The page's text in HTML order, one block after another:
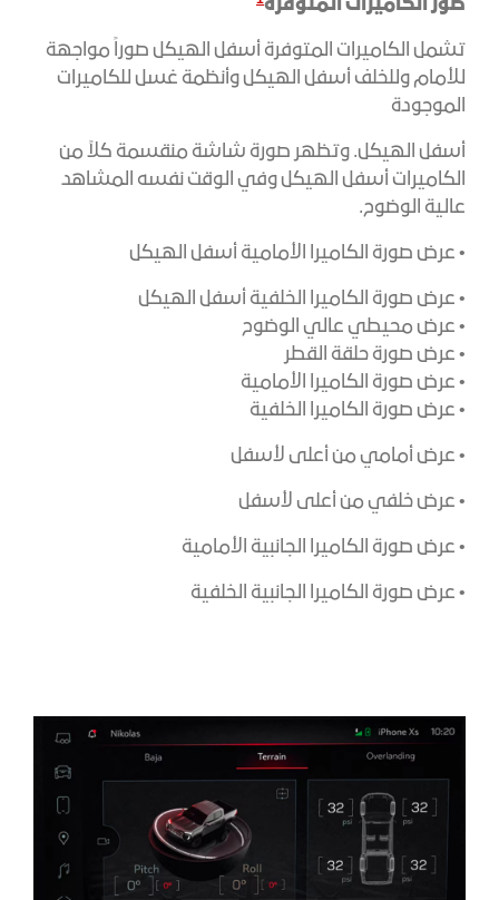
تشمل الكاميرات المتوفرة أسفل الهيكل صوراً مواجهة
للأمام وللخلف أسفل الهيكل وأنظمة غسل للكاميرات
الموجودة
أسفل الهيكل. وتظهر صورة شاشة منقسمة كلاً من
الكاميرات أسفل الهيكل وفي الوقت نفسه المشاهد
عالية الوضوح.
• عرض صورة الكاميرا الأمامية أسفل الهيكل
• عرض صورة الكاميرا الخلفية أسفل الهيكل
• عرض محيطي عالي الوضوح
• عرض صورة حلقة القطر
• عرض صورة الكاميرا الأمامية
• عرض صورة الكاميرا الخلفية
• عرض أمامي من أعلى لأسفل
• عرض خلفي من أعلى لأسفل
• عرض صورة الكاميرا الجانبية الأمامية
• عرض صورة الكاميرا الجانبية الخلفية